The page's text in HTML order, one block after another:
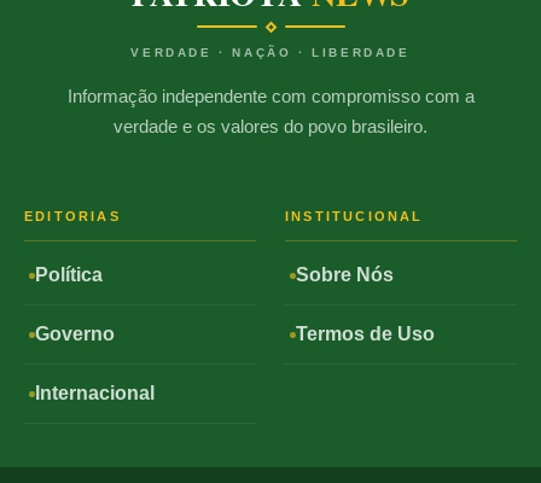
VERDADE · NAÇÃO · LIBERDADE
Informação independente com compromisso com a
verdade e os valores do povo brasileiro.
EDITORIAS
Política
Governo
Internacional
INSTITUCIONAL
Sobre Nós
Termos de Uso